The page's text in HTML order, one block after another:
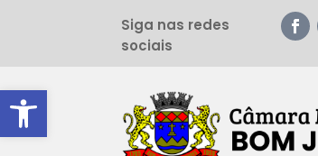
Barra de Ferramentas Aberta
Siga nas redes
sociais